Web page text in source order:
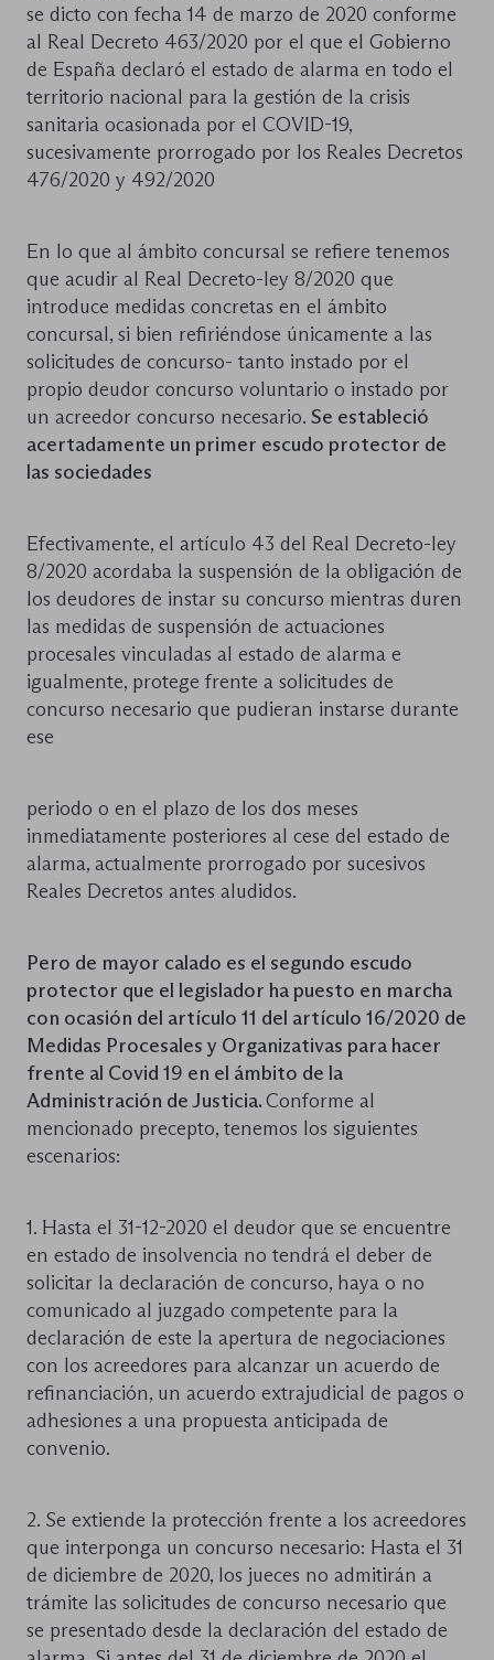
se dicto con fecha 14 de marzo de 2020 conforme
al Real Decreto 463/2020 por el que el Gobierno
de España declaró el estado de alarma en todo el
territorio nacional para la gestión de la crisis
sanitaria ocasionada por el COVID-19,
sucesivamente prorrogado por los Reales Decretos
476/2020 y 492/2020
En lo que al ámbito concursal se refiere tenemos
que acudir al Real Decreto-ley 8/2020 que
introduce medidas concretas en el ámbito
concursal, si bien refiriéndose únicamente a las
solicitudes de concurso- tanto instado por el
propio deudor concurso voluntario o instado por
un acreedor concurso necesario. Se estableció
acertadamente un primer escudo protector de
las sociedades
Efectivamente, el artículo 43 del Real Decreto-ley
8/2020 acordaba la suspensión de la obligación de
los deudores de instar su concurso mientras duren
las medidas de suspensión de actuaciones
procesales vinculadas al estado de alarma e
igualmente, protege frente a solicitudes de
concurso necesario que pudieran instarse durante
ese
periodo o en el plazo de los dos meses
inmediatamente posteriores al cese del estado de
alarma, actualmente prorrogado por sucesivos
Reales Decretos antes aludidos.
Pero de mayor calado es el segundo escudo
protector que el legislador ha puesto en marcha
con ocasión del artículo 11 del artículo 16/2020 de
Medidas Procesales y Organizativas para hacer
frente al Covid 19 en el ámbito de la
Administración de Justicia.Conforme al
mencionado precepto, tenemos los siguientes
escenarios:
1. Hasta el 31-12-2020 el deudor que se encuentre
en estado de insolvencia no tendrá el deber de
solicitar la declaración de concurso, haya o no
comunicado al juzgado competente para la
declaración de este la apertura de negociaciones
con los acreedores para alcanzar un acuerdo de
refinanciación, un acuerdo extrajudicial de pagos o
adhesiones a una propuesta anticipada de
convenio.
2. Se extiende la protección frente a los acreedores
que interponga un concurso necesario: Hasta el 31
de diciembre de 2020, los jueces no admitirán a
trámite las solicitudes de concurso necesario que
se presentado desde la declaración del estado de